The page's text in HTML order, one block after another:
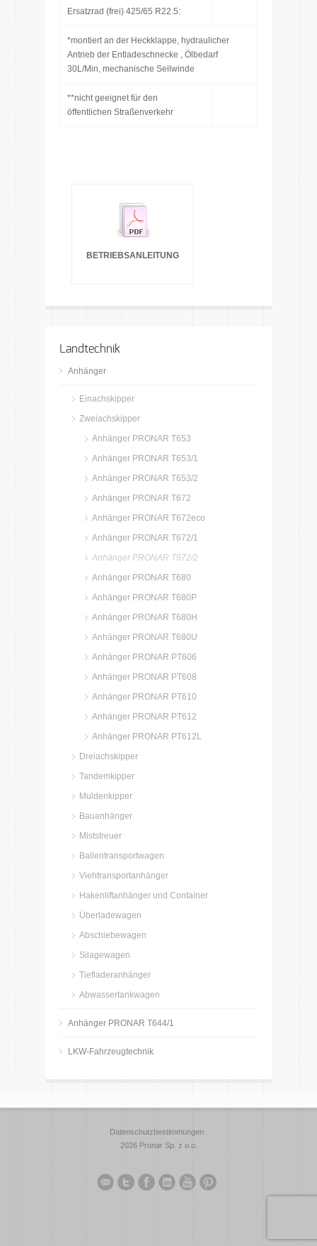
Ersatzrad (frei) 425/65 R22.5:
*montiert an der Heckklappe, hydraulicher
Antrieb der Entladeschnecke , Ölbedarf
30L/Min, mechanische Seilwinde
**nicht geeignet für den
öffentlichen Straßenverkehr
BETRIEBSANLEITUNG
Landtechnik
Anhänger
Einachskipper
Zweiachskipper
Anhänger PRONAR T653
Anhänger PRONAR T653/1
Anhänger PRONAR T653/2
Anhänger PRONAR T672
Anhänger PRONAR T672eco
Anhänger PRONAR T672/1
Anhänger PRONAR T672/2
Anhänger PRONAR T680
Anhänger PRONAR T680P
Anhänger PRONAR T680H
Anhänger PRONAR T680U
Anhänger PRONAR PT606
Anhänger PRONAR PT608
Anhänger PRONAR PT610
Anhänger PRONAR PT612
Anhänger PRONAR PT612L
Dreiachskipper
Tandemkipper
Muldenkipper
Bauanhänger
Miststreuer
Ballentransportwagen
Viehtransportanhänger
Hakenliftanhänger und Container
Überladewagen
Abschiebewagen
Silagewagen
Tiefladeranhänger
Abwassertankwagen
Anhänger PRONAR T644/1
LKW-Fahrzeugtechnik
Datenschutzbestimmungen
2026 Pronar Sp. z o.o.